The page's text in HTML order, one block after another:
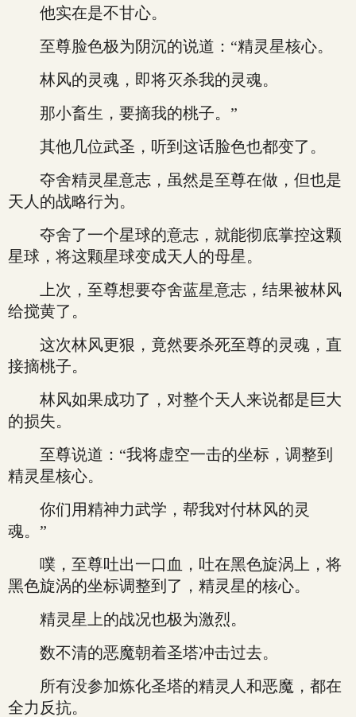
他实在是不甘心。
至尊脸色极为阴沉的说道：“精灵星核心。
林风的灵魂，即将灭杀我的灵魂。
那小畜生，要摘我的桃子。”
其他几位武圣，听到这话脸色也都变了。
夺舍精灵星意志，虽然是至尊在做，但也是
天人的战略行为。
夺舍了一个星球的意志，就能彻底掌控这颗
星球，将这颗星球变成天人的母星。
上次，至尊想要夺舍蓝星意志，结果被林风
给搅黄了。
这次林风更狠，竟然要杀死至尊的灵魂，直
接摘桃子。
林风如果成功了，对整个天人来说都是巨大
的损失。
至尊说道：“我将虚空一击的坐标，调整到
精灵星核心。
你们用精神力武学，帮我对付林风的灵
魂。”
噗，至尊吐出一口血，吐在黑色旋涡上，将
黑色旋涡的坐标调整到了，精灵星的核心。
精灵星上的战况也极为激烈。
数不清的恶魔朝着圣塔冲击过去。
所有没参加炼化圣塔的精灵人和恶魔，都在
全力反抗。